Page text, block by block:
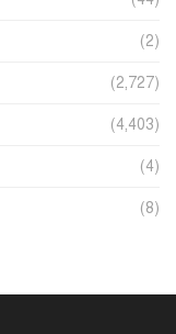
(2)
(2,727)
(4,403)
(4)
(8)